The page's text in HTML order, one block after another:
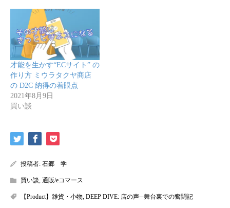
才能を生かす“ECサイト” の
作り方 ミウラタクヤ商店
の D2C 納得の着眼点
2021年8月9日
買い談
投稿者: 石郷 学
買い談 通販/eコマース
【Product】雑貨・小物 DEEP DIVE: 店の声─舞台裏での奮闘記